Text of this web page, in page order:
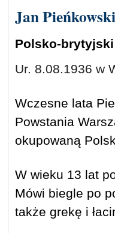
Jan Pieńkowski
Polsko-
Ur. 8.08.1936 w
Wczesne lata
Powstania
okupowaną
W wieku 13 lat
Mówi biegle po
także grekę i